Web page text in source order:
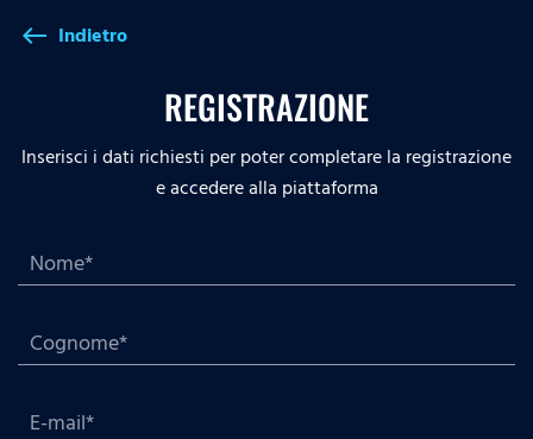
west Indietro
REGISTRAZIONE
Inserisci i dati richiesti per poter completare la registrazione
e accedere alla piattaforma